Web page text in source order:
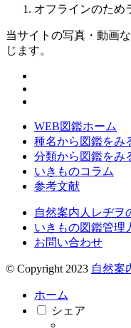
オフラインのため
当サイトの写真・動画
じます。
WEB図鑑ホーム
種名から図鑑をみ
分類から図鑑をみ
いきものコラム
参考文献
自然案内人レヂヲ
いきもの図鑑管理
お問い合わせ
© Copyright 2023 自然案
ホーム
シェア